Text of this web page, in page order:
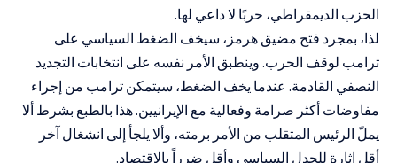
الحزب الديمقراطي، حربًا لا داعي لها.
لذا، بمجرد فتح مضيق هرمز، سيخف الضغط السياسي على
ترامب لوقف الحرب. وينطبق الأمر نفسه على انتخابات التجديد
النصفي القادمة. عندما يخف الضغط، سيتمكن ترامب من إجراء
مفاوضات أكثر صرامة وفعالية مع الإيرانيين. هذا بالطبع بشرط ألا
يملّ الرئيس المتقلب من الأمر برمته، وألا يلجأ إلى انشغال آخر
أقل إثارة للجدل السياسي وأقل ضرراً بالاقتصاد.